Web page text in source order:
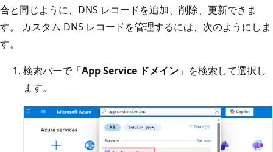
合と同じように、DNS レコードを追加、削除、更新できま
す。 カスタム DNS レコードを管理するには、次のようにしま
す。
検索バーで「App Service ドメイン 」を検索して選択し
ます。